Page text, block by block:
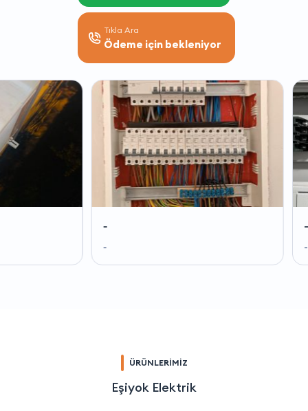
Tıkla Ara
Ödeme için bekleniyor
ÜRÜNLERİMİZ
Eşiyok Elektrik